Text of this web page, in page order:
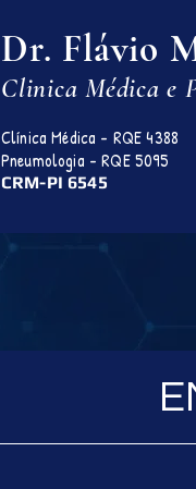
Dr. Flávio
Clinica Médica e
Clínica Médica - RQE 4388
Pneumologia - RQE 5095
CRM-PI 6545